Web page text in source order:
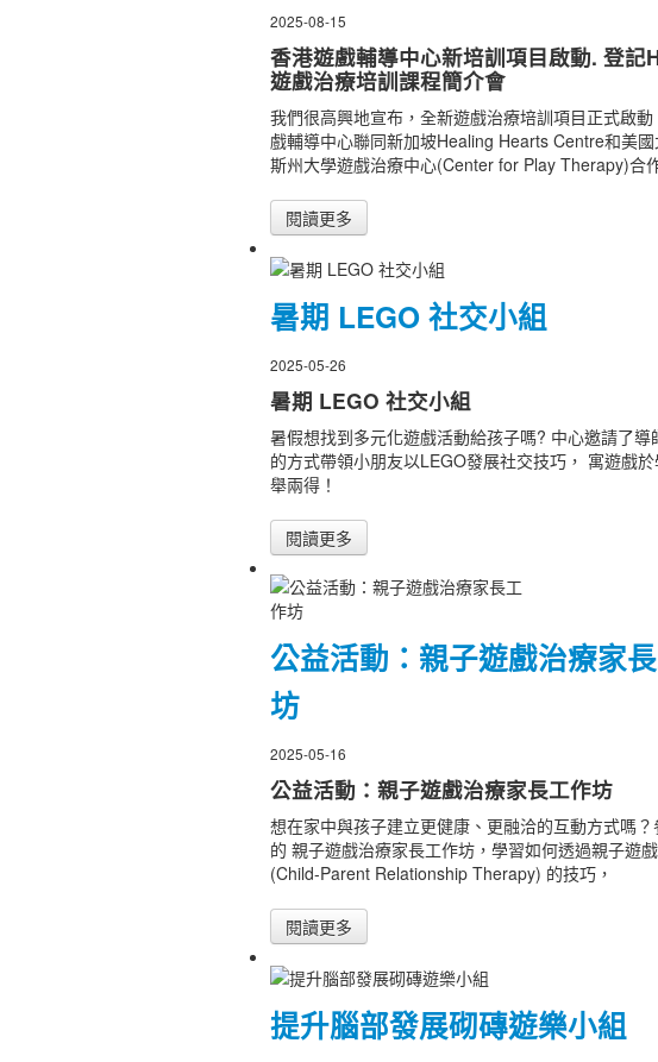
2025-08-15
香港遊戲輔導中心新培訓項目啟動. 登記
遊戲治療培訓課程簡介會
我們很高興地宣布，全新遊戲治療培訓項目正式啟
戲輔導中心聯同新加坡Healing Hearts Centre和美
斯州大學遊戲治療中心(Center for Play Therapy)合
閱讀更多
暑期 LEGO 社交小組
2025-05-26
暑期 LEGO 社交小組
暑假想找到多元化遊戲活動給孩子嗎? 中心邀請了導
的方式帶領小朋友以LEGO發展社交技巧， 寓遊戲
舉兩得！
閱讀更多
公益活動：親子遊戲治療家
坊
2025-05-16
公益活動：親子遊戲治療家長工作坊
想在家中與孩子建立更健康、更融洽的互動方式嗎？
的 親子遊戲治療家長工作坊，學習如何透過親子遊
(Child-Parent Relationship Therapy) 的技巧，
閱讀更多
提升腦部發展砌磚遊樂小組